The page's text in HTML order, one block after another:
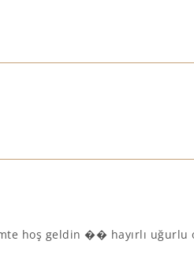
hoş geldin �� hayırlı uğurlu